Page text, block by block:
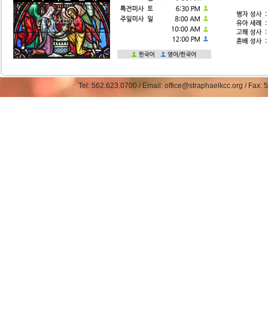
Tel: 562.623.0700 / Email: office@straphaelkcc.org /